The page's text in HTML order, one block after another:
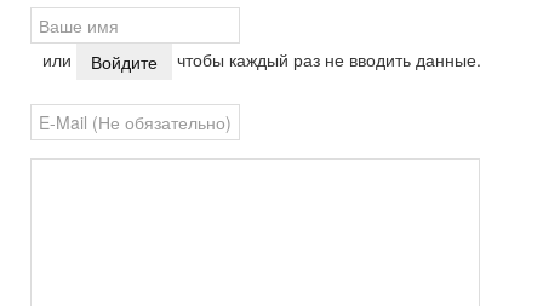
или Войдите чтобы каждый раз не вводить данные.